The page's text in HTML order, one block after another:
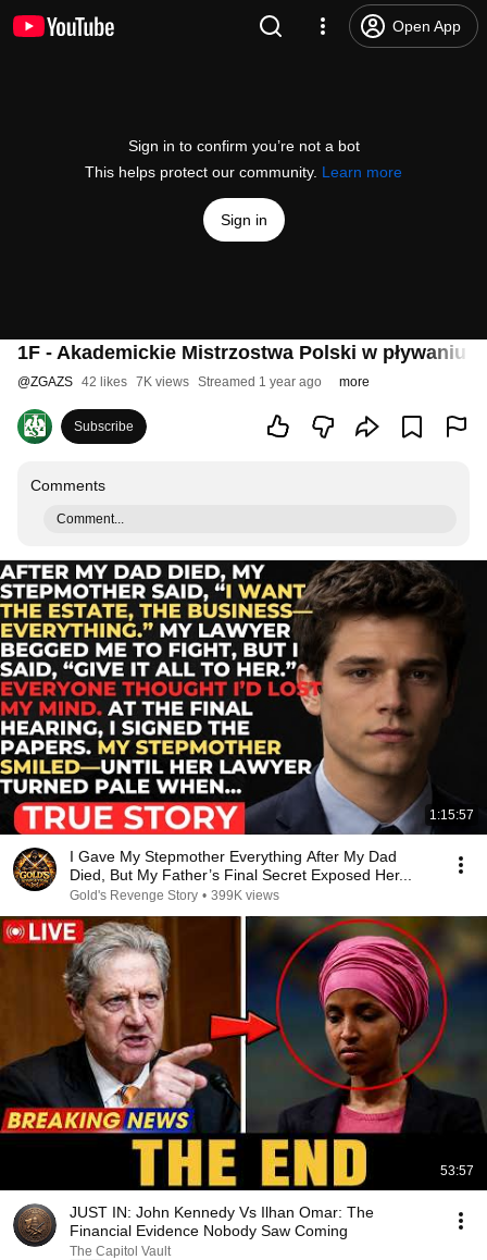
Open App
Sign in to confirm you’re not a bot
This helps protect our community. Learn more
Sign in
1F - Akademickie Mistrzostwa Polski w pływaniu -
@ZGAZS 42 likes 7K views Streamed 1 year ago more
Subscribe
Comments
Comment...
1:15:57
I Gave My Stepmother Everything After My Dad
Died, But My Father’s Final Secret Exposed Her...
Gold's Revenge Story • 399K views
53:57
JUST IN: John Kennedy Vs Ilhan Omar: The
Financial Evidence Nobody Saw Coming
The Capitol Vault